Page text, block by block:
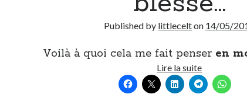
Published by littlecelton 14/05/
Voilà à quoi cela me fait penser en
Lire la suiteQuand
j’apprends
que